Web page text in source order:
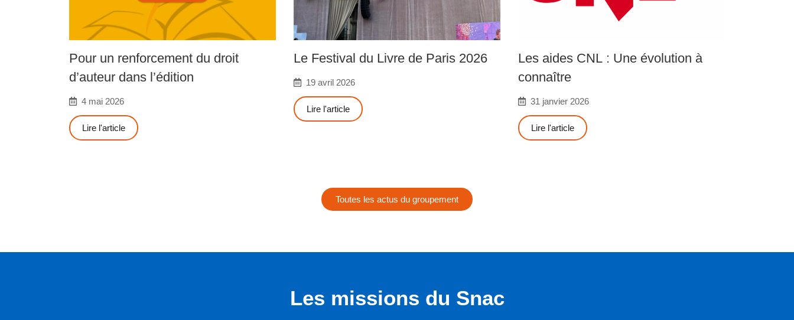
Pour un renforcement du droit
d’auteur dans l’édition
4 mai 2026
Lire l'article
Le Festival du Livre de Paris 2026
19 avril 2026
Lire l'article
Les aides CNL : Une évolution à
connaître
31 janvier 2026
Lire l'article
Toutes les actus du groupement
Les missions du Snac